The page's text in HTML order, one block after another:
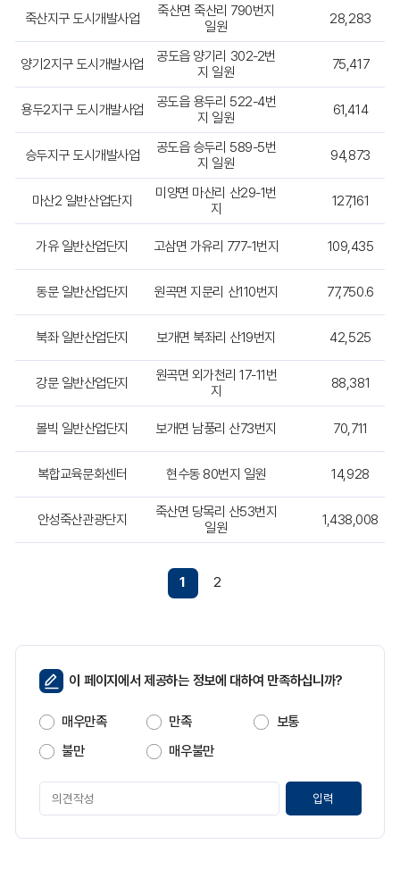
기
,
담
서
,
보
상
안
입
죽산지구 도시개발사업
죽산면 죽산리 790번지
일원
28,283
양기2지구 도시개발사업
공도읍 양기리 302-2번
지 일원
75,417
용두2지구 도시개발사업
공도읍 용두리 522-4번
지 일원
61,414
승두지구 도시개발사업
공도읍 승두리 589-5번
지 일원
94,873
마산2 일반산업단지
미양면 마산리 산29-1번
지
127,161
가유 일반산업단지 고삼면 가유리 777-1번지 109,435
동문 일반산업단지 원곡면 지문리 산110번지 77,750.6
북좌 일반산업단지 보개면 북좌리 산19번지 42,525
강문 일반산업단지
원곡면 외가천리 17-11번
지
88,381
볼빅 일반산업단지 보개면 남풍리 산73번지 70,711
복합교육문화센터 현수동 80번지 일원 14,928
안성죽산관광단지
죽산면 당목리 산53번지
일원
1,438,008
1 2
페
이
지
만
족
이 페이지에서 제공하는 정보에 대하여 만족하십니까?
매우만족 만족
보통
불만
매우불만
페
만